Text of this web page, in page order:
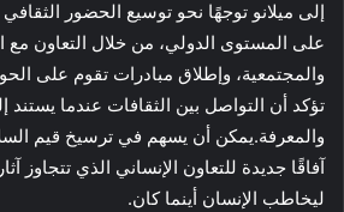
إلى ميلانو توجهًا نحو توسيع الحضور
على المستوى الدولي، من خلال التعاون مع
والمجتمعية، وإطلاق مبادرات تقوم على
تؤكد أن التواصل بين الثقافات عندما يستند
والمعرفة.يمكن أن يسهم في ترسيخ قيم
آفاقًا جديدة للتعاون الإنساني الذي تتجاوز
ليخاطب الإنسان أينما كان.